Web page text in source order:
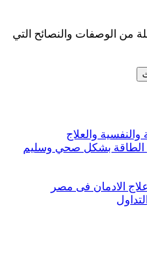
من الوصفات والنصائح التي
والعلاج
الطاقة بشكل صحي وسليم
الادمان فى مصر